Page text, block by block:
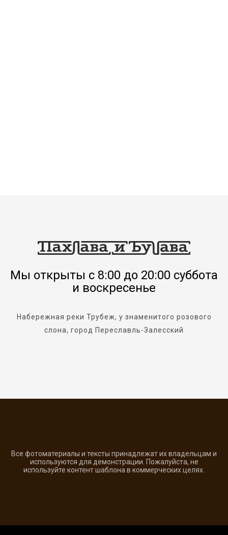
Мы открыты с 8:00 до 20:00 суббота
и воскресенье
Набережная реки Трубеж, у знаменитого розового
слона, город Переславль-Залесский
Все фотоматериалы и тексты принадлежат их владельцам и
используются для демонстрации. Пожалуйста, не
используйте контент шаблона в коммерческих целях.